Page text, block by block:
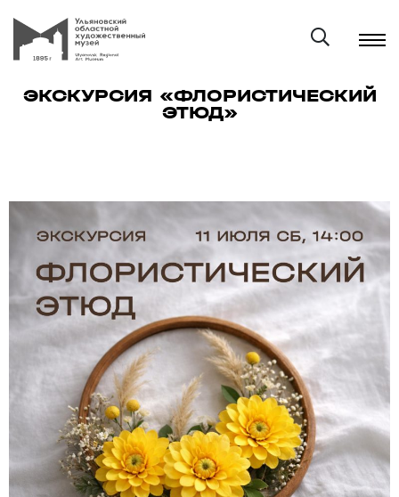
ЭКСКУРСИЯ «ФЛОРИСТИЧЕСКИЙ
ЭТЮД»